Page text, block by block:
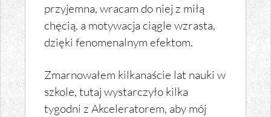
przyjemna, wracam do niej z miłą
chęcią, a motywacja ciągle wzrasta,
dzięki fenomenalnym efektom.
Zmarnowałem kilkanaście lat nauki w
szkole, tutaj wystarczyło kilka
tygodni z Akceleratorem, aby mój